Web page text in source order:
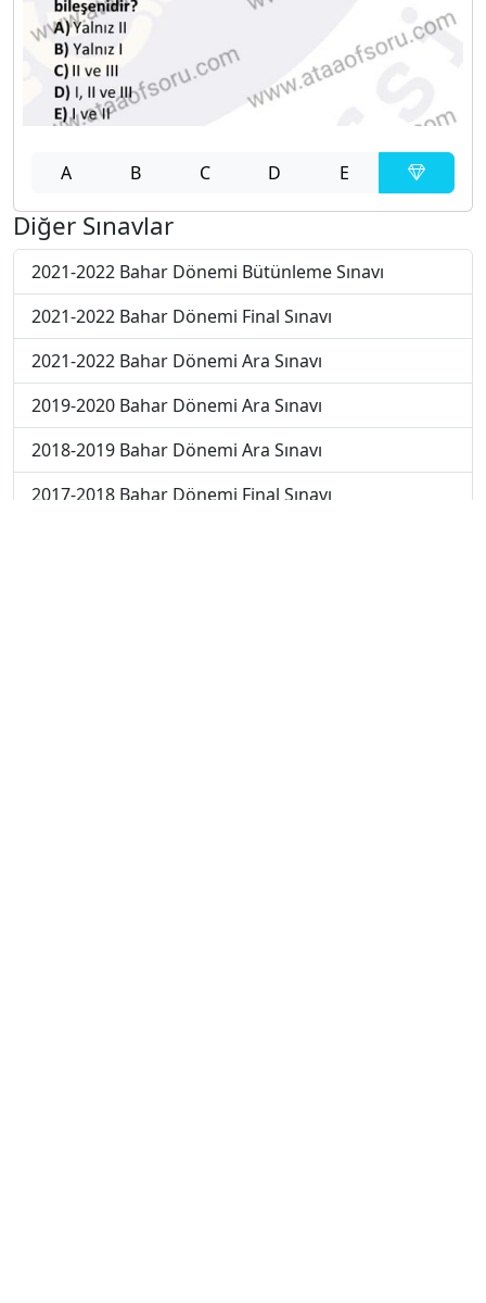
A B C D E
Diğer Sınavlar
2021-2022 Bahar Dönemi Bütünleme Sınavı
2021-2022 Bahar Dönemi Final Sınavı
2021-2022 Bahar Dönemi Ara Sınavı
2019-2020 Bahar Dönemi Ara Sınavı
2018-2019 Bahar Dönemi Ara Sınavı
2017-2018 Bahar Dönemi Final Sınavı